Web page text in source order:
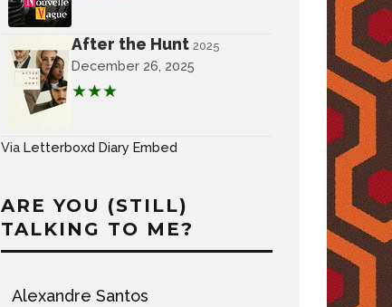
After the Hunt 2025
December 26, 2025
★★★
Via Letterboxd Diary Embed
ARE YOU (STILL)
TALKING TO ME?
Alexandre Santos